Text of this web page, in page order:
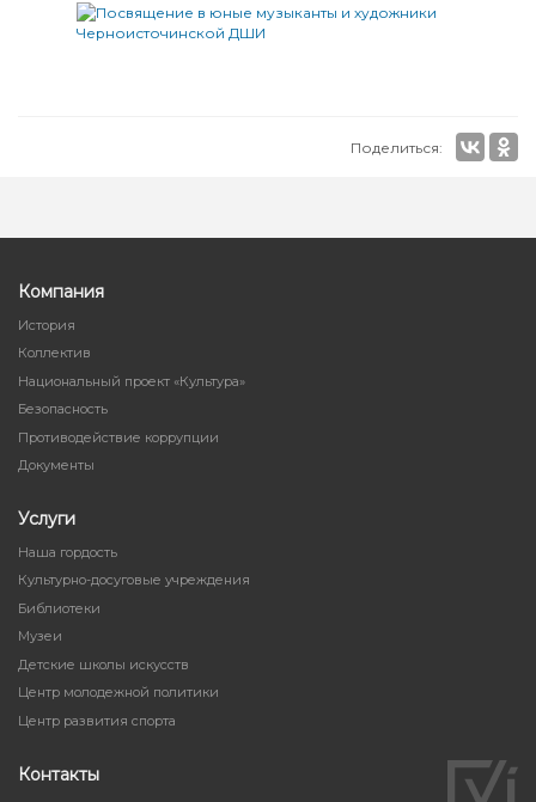
Поделиться:
Компания
История
Коллектив
Национальный проект «Культура»
Безопасность
Противодействие коррупции
Документы
Услуги
Наша гордость
Культурно-досуговые учреждения
Библиотеки
Музеи
Детские школы искусств
Центр молодежной политики
Центр развития спорта
Контакты